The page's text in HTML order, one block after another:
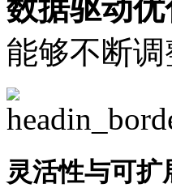
数据驱动优
能够不断
灵活性与可扩